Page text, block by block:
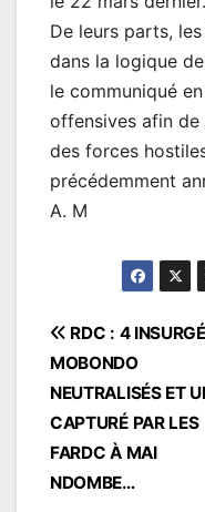
De leurs parts,
dans la logique
le communiqué
offensives afin
des forces
précédemment
A. M
de
l’article
RDC : 4
MOBONDO
NEUTRALISÉS ET
CAPTURÉ PAR LES
FARDC À MAI
NDOMBE…